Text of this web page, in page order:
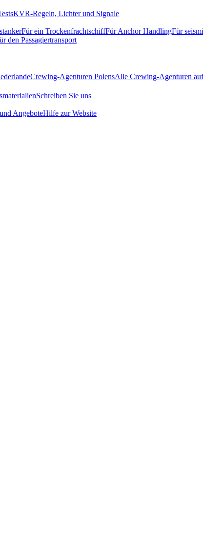
KVR-Regeln, Lichter und Signale
Für ein TrockenfrachtschiffFür Anchor HandlingFür
den Passagiertransport
Crewing-Agenturen PolensAlle Crewing-Agenturen
Schreiben Sie uns
AngeboteHilfe zur Website